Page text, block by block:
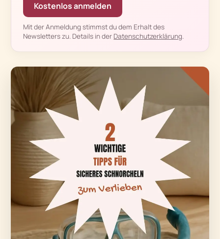
Kostenlos anmelden
Mit der Anmeldung stimmst du dem Erhalt des
Newsletters zu. Details in der Datenschutzerklärung.